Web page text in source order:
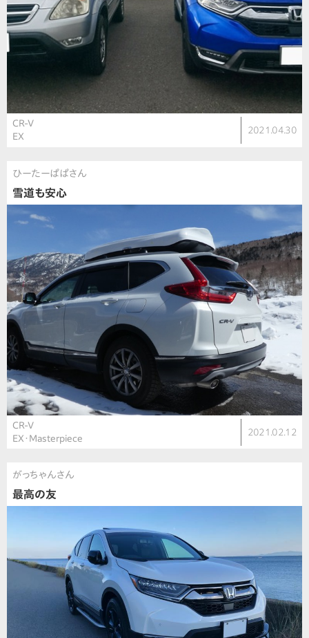
CR-V
EX
2021.04.30
ひーたーぱぱさん
雪道も安心
CR-V
EX・Masterpiece
2021.02.12
がっちゃんさん
最高の友